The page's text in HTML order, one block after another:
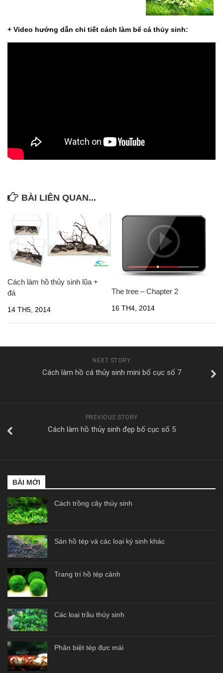
+ Video hướng dẫn chi tiết cách làm bể cá thủy sinh:
BÀI LIÊN QUAN...
Cách làm hồ thủy sinh lũa +
đá
14 TH5, 2014
The tree – Chapter 2
16 TH4, 2014
NEXT STORY
Cách làm hồ cá thủy sinh mini bố cục số 7
PREVIOUS STORY
Cách làm hồ thủy sinh đẹp bố cục số 5
BÀI MỚI
Cách trồng cây thủy sinh
Sán hồ tép và các loại ký sinh khác
Trang trí hồ tép cảnh
Các loại trầu thủy sinh
Phân biệt tép đực mái